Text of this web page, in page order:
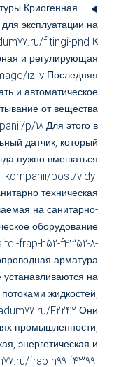
Криогенная
эксплуатации на
fitingi-pnd К
и регулирующая
izliv Последняя
и автоматическое
от вещества
p/18 Для этого в
датчик, который
нужно вмешаться
kompanii/post/vidy-
техническая
на санитарно-
оборудование
frap-h52-f4352-8-
арматура
на
жидкостей,
F2242 Они
промышленности,
энергетическая и
frap-h99-f4399-